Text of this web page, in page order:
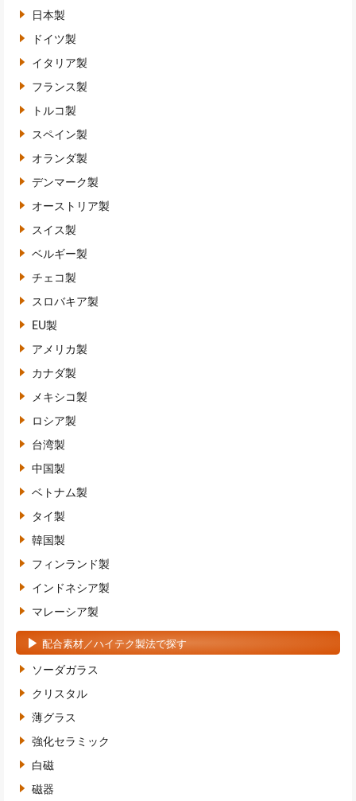
日本製
ドイツ製
イタリア製
フランス製
トルコ製
スペイン製
オランダ製
デンマーク製
オーストリア製
スイス製
ベルギー製
チェコ製
スロバキア製
EU製
アメリカ製
カナダ製
メキシコ製
ロシア製
台湾製
中国製
ベトナム製
タイ製
韓国製
フィンランド製
インドネシア製
マレーシア製
配合素材／ハイテク製法で探す
ソーダガラス
クリスタル
薄グラス
強化セラミック
白磁
磁器